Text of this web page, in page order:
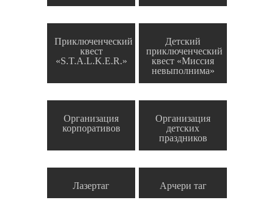
Приключенческий
квест
«S.T.A.L.K.E.R.»
Детский
приключенческий
квест «Миссия
невыполнима»
Организация
корпоративов
Организация
детских
праздников
Лазертаг Арчери таг